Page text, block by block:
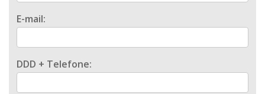
E-mail:
DDD + Telefone: